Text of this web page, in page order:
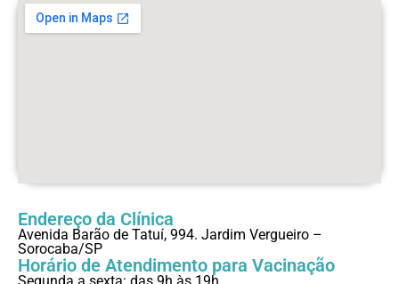
Endereço da Clínica
Avenida Barão de Tatuí, 994. Jardim Vergueiro –
Sorocaba/SP
Horário de Atendimento para Vacinação